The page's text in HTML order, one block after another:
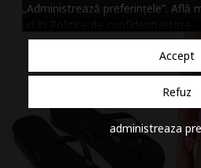
„Administrează preferințele”. Află
Accept
Refuz
administreaza